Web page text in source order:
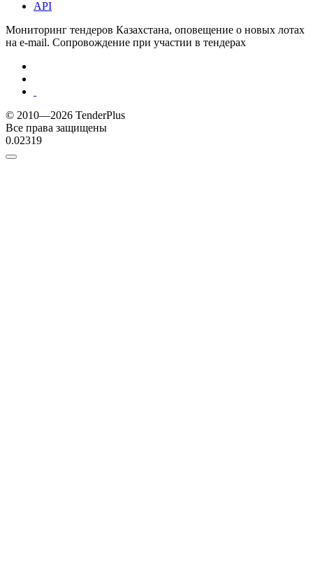
API
Мониторинг тендеров Казахстана, оповещение о новых лотах
на e-mail. Сопровождение при участии в тендерах
© 2010—2026 TenderPlus
Все права защищены
0.02319